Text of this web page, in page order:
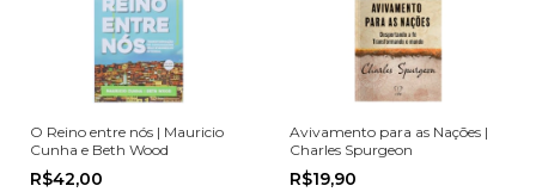
O Reino entre nós | Mauricio
Cunha e Beth Wood
R$42,00
Avivamento para as Nações |
Charles Spurgeon
R$19,90